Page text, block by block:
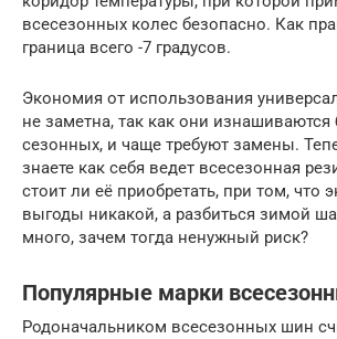
всесезонных колес безопасно. Как
граница всего -7 градусов.
Экономия от использования
не заметна, так как они изнашиваются
сезонных, и чаще требуют замены.
знаете как себя ведет всесезонная
стоит ли её приобретать, при том, что
выгоды никакой, а разбиться зимой
много, зачем тогда ненужный риск?
Популярные марки
Родоначальником всесезонных шин